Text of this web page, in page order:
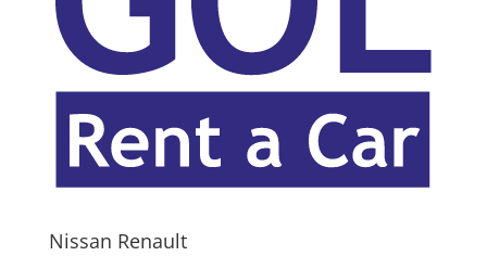
Nissan Renault